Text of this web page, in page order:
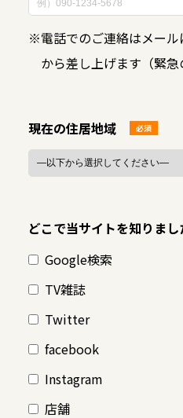
※電話でのご連絡はメー
から差し上げます（緊急
現在の住居地域 必須
どこで当サイトを知りまし
Google検索
TV雑誌
Twitter
facebook
Instagram
店舗